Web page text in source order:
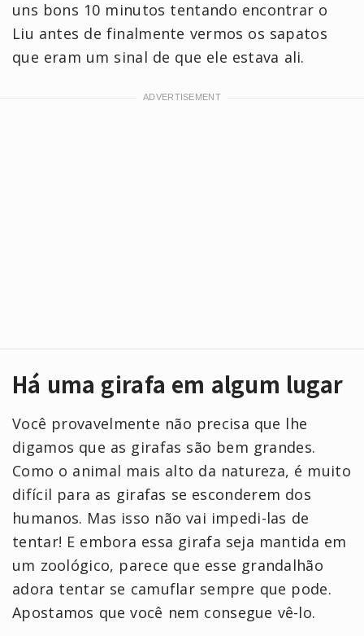
uns bons 10 minutos tentando encontrar o
Liu antes de finalmente vermos os sapatos
que eram um sinal de que ele estava ali.
Há uma girafa em algum lugar
Você provavelmente não precisa que lhe
digamos que as girafas são bem grandes.
Como o animal mais alto da natureza, é muito
difícil para as girafas se esconderem dos
humanos. Mas isso não vai impedi-las de
tentar! E embora essa girafa seja mantida em
um zoológico, parece que esse grandalhão
adora tentar se camuflar sempre que pode.
Apostamos que você nem consegue vê-lo.